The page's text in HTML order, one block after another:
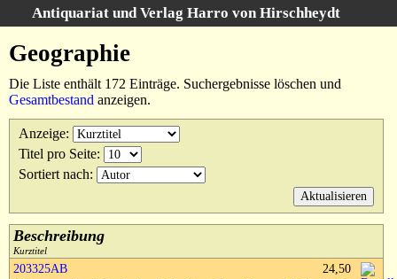
Antiquariat und Verlag Harro von Hirschheydt
Startseite
Unsere Bücher
Suche
Gebiete
Suchergebnisse
Warenkorb
Kataloge
Über uns
Geographie
Die Liste enthält 172 Einträge. Suchergebnisse löschen und
Gesamtbestand anzeigen.
Anzeige:
Titel pro Seite:
Sortiert nach:
Beschreibung
Kurztitel
203325AB
24,50